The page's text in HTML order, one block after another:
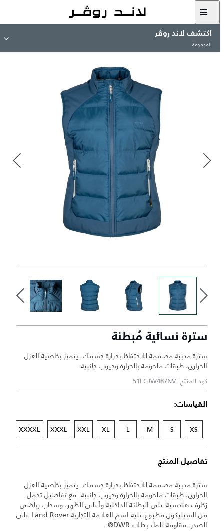
اكتشف لاند روڤر
المجموعة
سترة نسائية مُبطنة
سترة مدببة مصممة للاحتفاظ بحرارة جسمك. يتميز بخاصية العزل
الحراري، طبقات ملحومة بالحرارة وجيوب جانبية.
كود المنتج: 51LGJW487NV
القياسات:
XS
S
M
L
XL
XXL
XXXL
XXXXL
تفاصيل المنتج
سترة مدببة مصممة للاحتفاظ بحرارة جسمك. يتميز بخاصية العزل
الحراري، طبقات ملحومة بالحرارة وجيوب جانبية. مع تفاصيل تحمل
زخارف هندسية على البطانة الداخلية وأعلى الظهر، وسحاب رياضي
من السيليكون مطبوع عليه اسم العلامة التجارية Land Rover على
الصدر. مقاومة للماء بطلاء DWR®.